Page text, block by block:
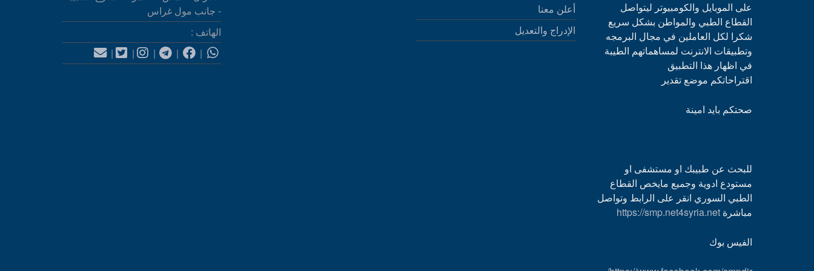
على الموبايل والكومبيوتر ليتواصل
القطاع الطبي والمواطن بشكل سريع
شكرا لكل العاملين في مجال البرمجه
وتطبيقات الانترنت لمساهماتهم الطيبة
في اظهار هذا التطبيق
اقتراحاتكم موضع تقدير
صحتكم بايد امينة
للبحث عن طبيبك او مستشفى او
مستودع ادوية وجميع مايخص القطاع
الطبي السوري انقر على الرابط وتواصل
مباشرة https://smp.net4syria.net
الفيس بوك
أعلن معنا
الإدراج والتعديل
- جانب مول غراس
الهاتف :
|
|
|
|
|